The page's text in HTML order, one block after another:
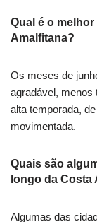
Qual é o
Amalfitana?
Os meses de
agradável, menos
alta temporada,
movimentada.
Quais são
longo da Costa
Algumas das